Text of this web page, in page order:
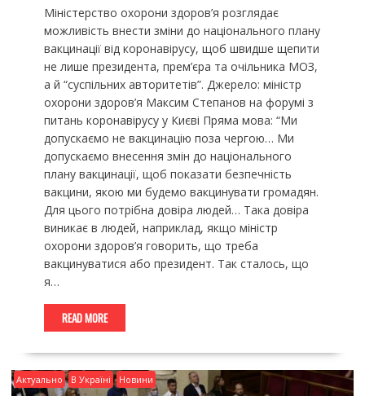
Міністерство охорони здоров’я розглядає
можливість внести зміни до національного плану
вакцинації від коронавірусу, щоб швидше щепити
не лише президента, прем’єра та очільника МОЗ,
а й “суспільних авторитетів”. Джерело: міністр
охорони здоров’я Максим Степанов на форумі з
питань коронавірусу у Києві Пряма мова: “Ми
допускаємо не вакцинацію поза чергою… Ми
допускаємо внесення змін до національного
плану вакцинації, щоб показати безпечність
вакцини, якою ми будемо вакцинувати громадян.
Для цього потрібна довіра людей… Така довіра
виникає в людей, наприклад, якщо міністр
охорони здоров’я говорить, що треба
вакцинуватися або президент. Так сталось, що
я…
READ MORE
Актуально В Україні Новини